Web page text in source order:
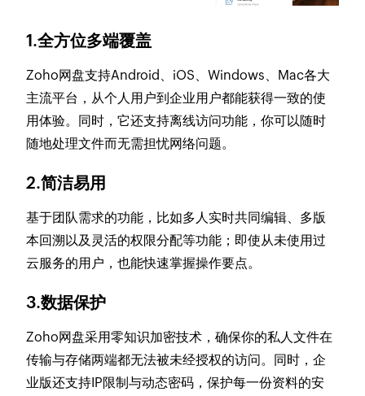
1.全方位多端覆盖
Zoho网盘支持Android、iOS、Windows、Mac各大
主流平台，从个人用户到企业用户都能获得一致的使
用体验。同时，它还支持离线访问功能，你可以随时
随地处理文件而无需担忧网络问题。
2.简洁易用
基于团队需求的功能，比如多人实时共同编辑、多版
本回溯以及灵活的权限分配等功能；即使从未使用过
云服务的用户，也能快速掌握操作要点。
3.数据保护
Zoho网盘采用零知识加密技术，确保你的私人文件在
传输与存储两端都无法被未经授权的访问。同时，企
业版还支持IP限制与动态密码，保护每一份资料的安